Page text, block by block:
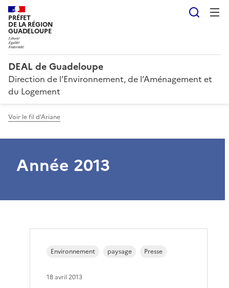
PRÉFET
DE LA RÉGION
GUADELOUPE
DEAL de Guadeloupe
Direction de l’Environnement, de l’Aménagement et
du Logement
Voir le fil d'Ariane
Année 2013
Environnement paysage Presse
18 avril 2013